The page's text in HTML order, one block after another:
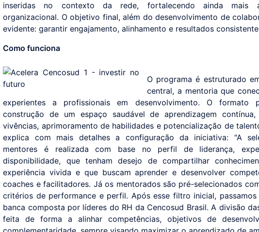
inseridas no contexto da rede, fortalecendo ainda mais
organizacional. O objetivo final, além do desenvolvimento de
evidente: garantir engajamento, alinhamento e resultados
Como funciona
O programa é estruturado
central, a mentoria que
experientes a profissionais em desenvolvimento. O formato
construção de um espaço saudável de aprendizagem
vivências, aprimoramento de habilidades e potencialização de
explica com mais detalhes a configuração da iniciativa: "A
mentores é realizada com base no perfil de liderança,
disponibilidade, que tenham desejo de compartilhar
experiência vivida e que buscam aprender e desenvolver
coaches e facilitadores. Já os mentorados são pré-selecionados
critérios de performance e perfil. Após esse filtro inicial, passamos
banca composta por líderes do RH da Cencosud Brasil. A divisão
feita de forma a alinhar competências, objetivos de